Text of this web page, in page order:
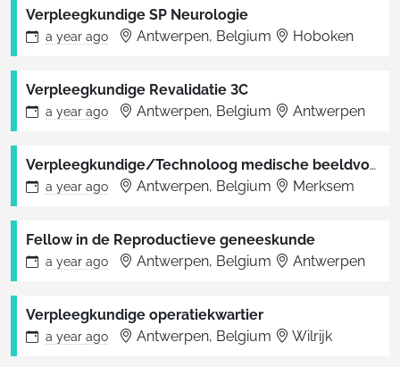
Verpleegkundige SP Neurologie
a year ago Antwerpen, Belgium Hoboken
Verpleegkundige Revalidatie 3C
a year ago Antwerpen, Belgium Antwerpen
Verpleegkundige/Technoloog medische beeldvorming
a year ago Antwerpen, Belgium Merksem
Fellow in de Reproductieve geneeskunde
a year ago Antwerpen, Belgium Antwerpen
Verpleegkundige operatiekwartier
a year ago Antwerpen, Belgium Wilrijk